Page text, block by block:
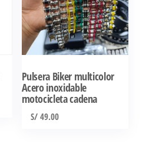
Pulsera Biker multicolor
Acero inoxidable
motocicleta cadena
S/49.00